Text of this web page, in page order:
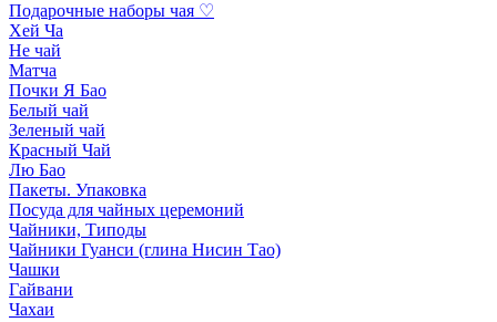
Подарочные наборы чая ♡
Хей Ча
Не чай
Матча
Почки Я Бао
Белый чай
Зеленый чай
Красный Чай
Лю Бао
Пакеты. Упаковка
Посуда для чайных церемоний
Чайники, Типоды
Чайники Гуанси (глина Нисин Тао)
Чашки
Гайвани
Чахаи